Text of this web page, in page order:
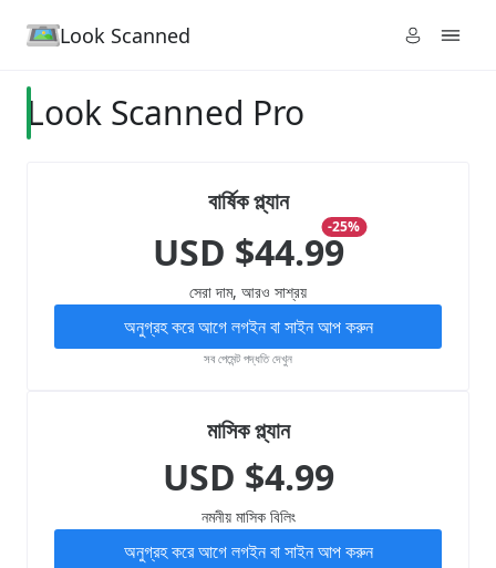
Look Scanned
Look Scanned Pro
বার্ষিক প্ল্যান
USD $44.99
-25%
সেরা দাম, আরও সাশ্রয়
অনুগ্রহ করে আগে লগইন বা সাইন আপ করুন
সব পেমেন্ট পদ্ধতি দেখুন
মাসিক প্ল্যান
USD $4.99
নমনীয় মাসিক বিলিং
অনুগ্রহ করে আগে লগইন বা সাইন আপ করুন